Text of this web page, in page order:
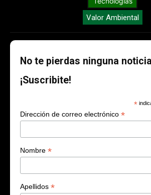
Valor Ambiental
No te pierdas ninguna noticia
¡Suscribite!
*
Dirección de correo electrónico *
Nombre *
Apellidos *